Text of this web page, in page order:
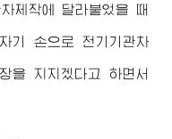
제작에 달라붙었을 때
기 손으로 전기기관차
을 지지겠다고 하면서